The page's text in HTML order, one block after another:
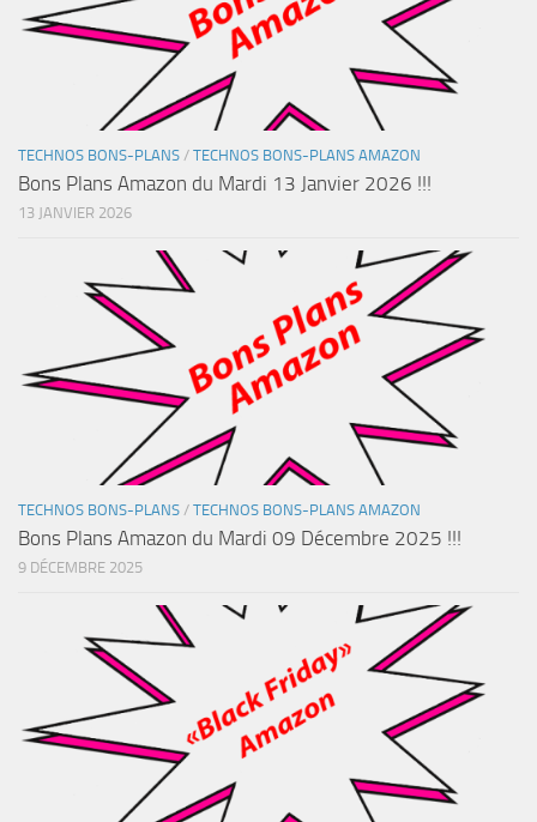
TECHNOS BONS-PLANS / TECHNOS BONS-PLANS AMAZON
Bons Plans Amazon du Mardi 13 Janvier 2026 !!!
13 JANVIER 2026
TECHNOS BONS-PLANS / TECHNOS BONS-PLANS AMAZON
Bons Plans Amazon du Mardi 09 Décembre 2025 !!!
9 DÉCEMBRE 2025